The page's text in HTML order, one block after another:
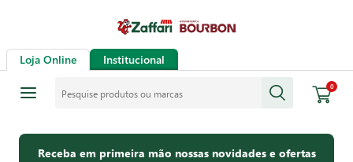
Loja Online Institucional
0
Receba em primeira mão nossas novidades e ofertas